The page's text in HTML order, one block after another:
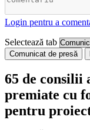
Login pentru a
Selectează tab
Comunicat de presă
65 de consilii
premiate cu
pentru